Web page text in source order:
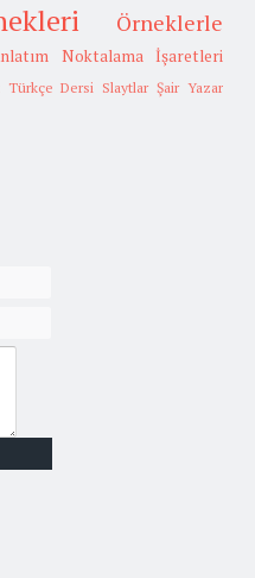
Örneklerle
Noktalama İşaretleri
Türkçe Dersi Slaytlar Şair Yazar